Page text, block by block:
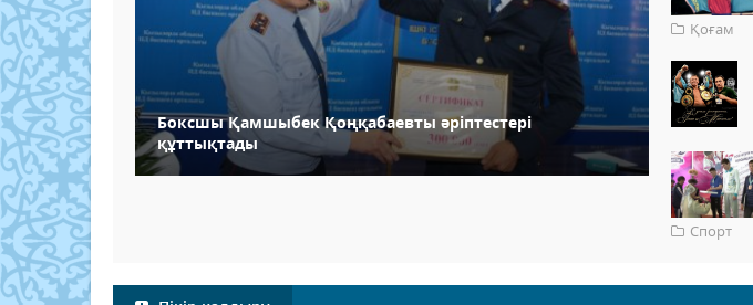
Боксшы Қамшыбек Қоңқабаевты әріптестері
құттықтады
Қоғам
Спорт